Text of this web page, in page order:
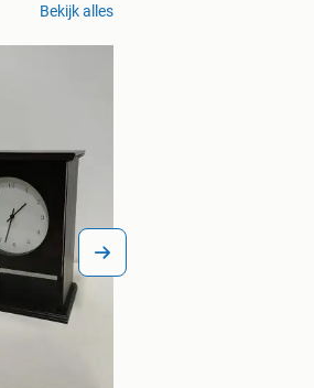
Bekijk alles